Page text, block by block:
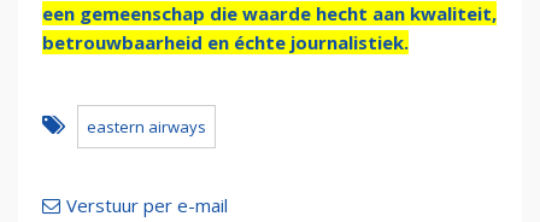
een gemeenschap die waarde hecht aan kwaliteit,
betrouwbaarheid en échte journalistiek.
eastern airways
Verstuur per e-mail